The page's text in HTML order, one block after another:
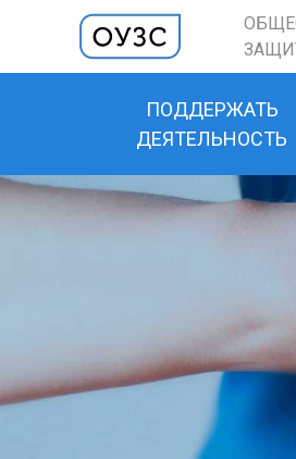
ПОДДЕРЖАТЬ
ДЕЯТЕЛЬНОСТЬ